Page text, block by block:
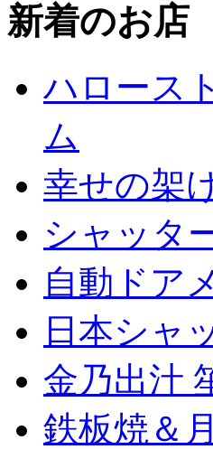
新着のお店
ハロース
ム
幸せの架
シャッタ
自動ドア
日本シャ
金乃出汁
鉄板焼＆